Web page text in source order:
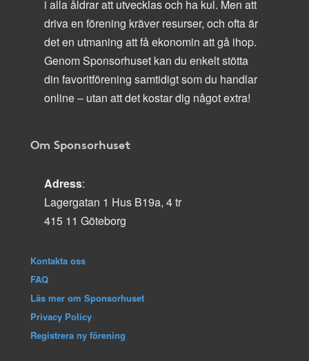
i alla åldrar att utvecklas och ha kul. Men att
driva en förening kräver resurser, och ofta är
det en utmaning att få ekonomin att gå ihop.
Genom Sponsorhuset kan du enkelt stötta
din favoritförening samtidigt som du handlar
online – utan att det kostar dig något extra!
Om Sponsorhuset
Adress:
Lagergatan 1 Hus B19a, 4 tr
415 11 Göteborg
Kontakta oss
FAQ
Läs mer om Sponsorhuset
Privacy Policy
Registrera ny förening